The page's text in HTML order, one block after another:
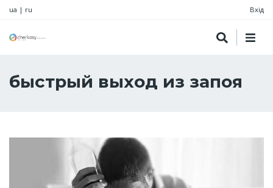
ua | ru Вхід
быстрый выход из запоя